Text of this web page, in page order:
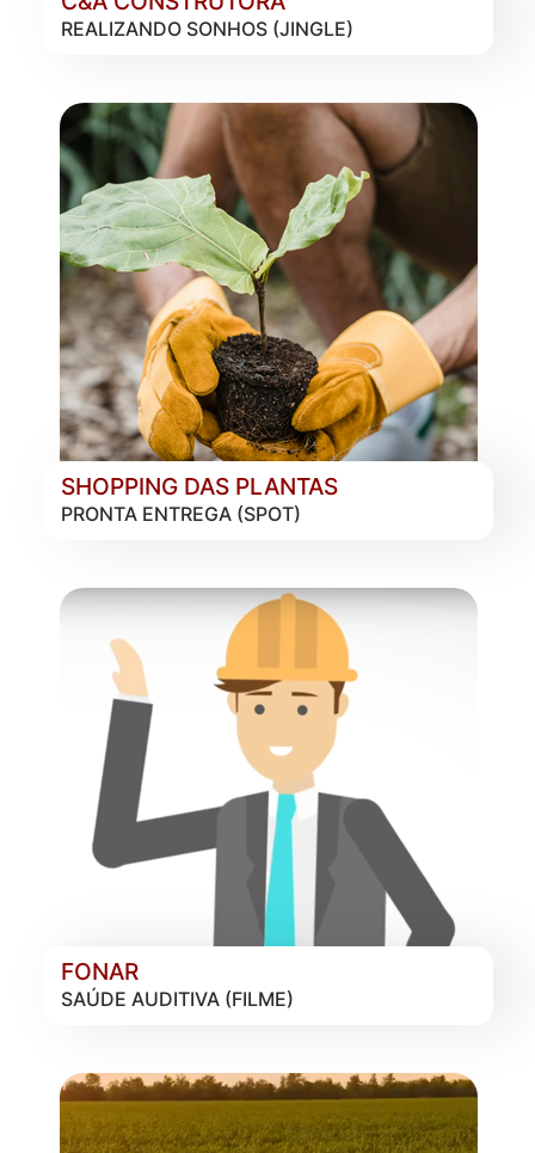
REALIZANDO SONHOS (JINGLE)
SHOPPING DAS PLANTAS
PRONTA ENTREGA (SPOT)
FONAR
SAÚDE AUDITIVA (FILME)